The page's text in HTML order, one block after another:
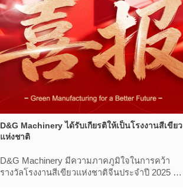
D&G Machinery ได้รับเกียรติให้เป็นโรงงานสีเขียว
แห่งชาติ
D&G Machinery มีความภาคภูมิใจในการคว้า
รางวัลโรงงานสีเขียวแห่งชาติจีนประจําปี 2025 ซึ่ง